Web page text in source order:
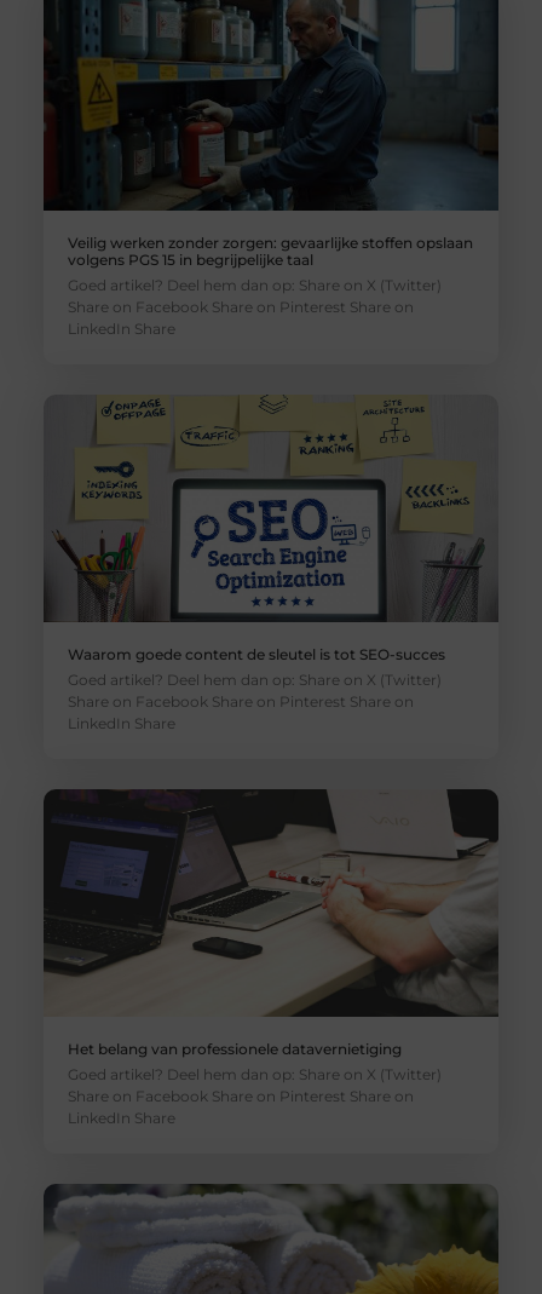
Veilig werken zonder zorgen: gevaarlijke stoffen opslaan
volgens PGS 15 in begrijpelijke taal
Goed artikel? Deel hem dan op: Share on X (Twitter)
Share on Facebook Share on Pinterest Share on
LinkedIn Share
Waarom goede content de sleutel is tot SEO-succes
Goed artikel? Deel hem dan op: Share on X (Twitter)
Share on Facebook Share on Pinterest Share on
LinkedIn Share
Het belang van professionele datavernietiging
Goed artikel? Deel hem dan op: Share on X (Twitter)
Share on Facebook Share on Pinterest Share on
LinkedIn Share